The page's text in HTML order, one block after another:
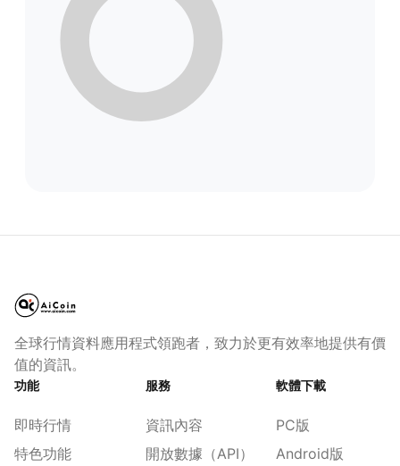
全球行情資料應用程式領跑者，致力於更有效率地提供有價
值的資訊。
功能
即時行情
特色功能
服務
資訊內容
開放數據（API）
軟體下載
PC版
Android版